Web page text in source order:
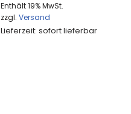
Enthält 19% MwSt.
zzgl.Versand
Lieferzeit: sofort lieferbar